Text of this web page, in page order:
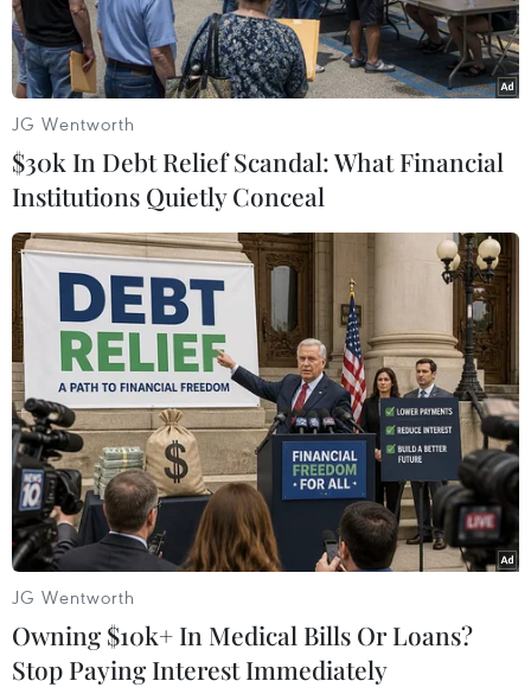
Theo phóng viên TTXVN tại Mỹ Latinh, hãng
thông tấn Mỹ Latinh Prensa Latina nêu bật cách
tiếp cận “linh hoạt, thông minh, tỉnh táo và sáng
tạo” của Việt Nam trước chính sách thuế quan
mới từ Mỹ.
Bài viết“Việt Nam lựa chọn cách tiếp cận linh
trong cuộc họp Chính phủ ngày 7/4: Cần chọn
giải pháp hiệu quả nhất, cân bằng lợi ích hai
JG Wentworth
$30k In Debt Relief Scandal: What Financial
Institutions Quietly Conceal
JG Wentworth
Owning $10k+ In Medical Bills Or Loans?
Stop Paying Interest Immediately